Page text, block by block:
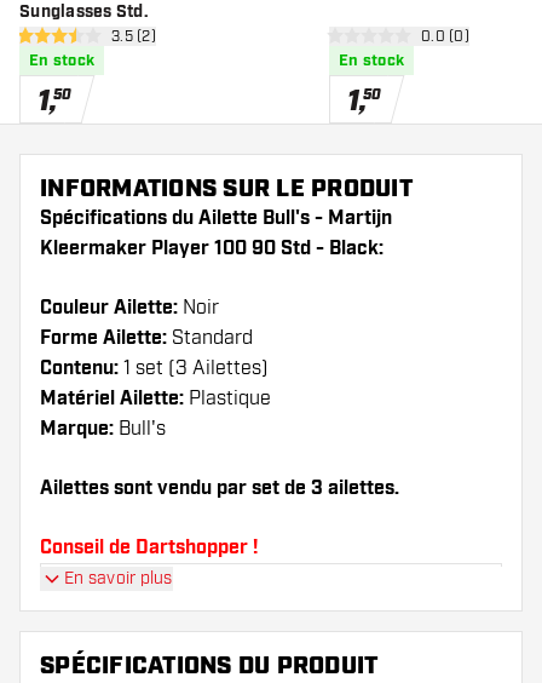
Sunglasses Std.
ouvrir le panneau des avis
3.5 étoiles de notation
3.5 (2)
En stock
1,50
ouvrir le
0 étoiles de notation
0.0 (0)
En stock
1,50
INFORMATIONS SUR LE PRODUIT
Spécifications du Ailette Bull's - Martijn
Kleermaker Player 100 90 Std - Black:
Couleur Ailette: Noir
Forme Ailette: Standard
Contenu: 1 set (3 Ailettes)
Matériel Ailette: Plastique
Marque: Bull's
Ailettes sont vendu par set de 3 ailettes.
Conseil de Dartshopper !
et de tiges. Ils peuvent être endommagés ou
cassés à l'usage.
En savoir plus
SPÉCIFICATIONS DU PRODUIT